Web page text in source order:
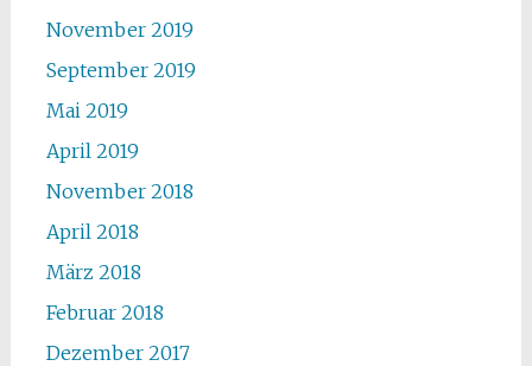
November 2019
September 2019
Mai 2019
April 2019
November 2018
April 2018
März 2018
Februar 2018
Dezember 2017